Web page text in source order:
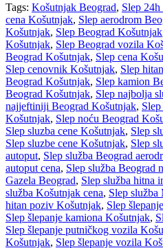
Tags: Košutnjak Beograd, Slep
cena Košutnjak, Slep aerodrom
Košutnjak, Slep Beograd Košutnjak
Košutnjak, Slep Beograd vozila
Beograd Košutnjak, Slep cena
Slep cenovnik Košutnjak, Slep
Beograd Košutnjak, Slep kamion
Beograd Košutnjak, Slep najbolja
najjeftiniji Beograd Košutnjak,
Košutnjak, Slep noću Beograd
Slep sluzba cene Košutnjak, Slep
Slep sluzbe cene Košutnjak, Slep
autoput, Slep služba Beograd
autoput cena, Slep služba Beograd
Gazela Beograd, Slep služba hitna
služba Košutnjak cena, Slep služba
hitan poziv Košutnjak, Slep
Slep šlepanje kamiona Košutnjak,
Slep šlepanje putničkog vozila
Košutnjak, Slep šlepanje vozila